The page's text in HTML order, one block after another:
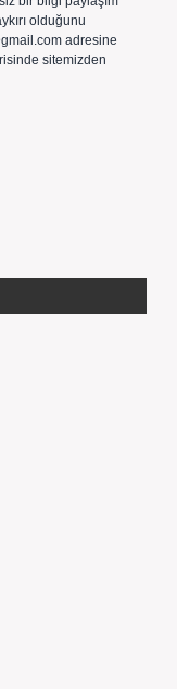
olduğunu
adresine
sitemizden